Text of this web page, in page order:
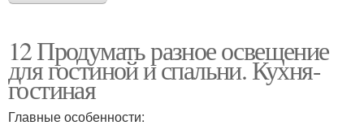
12 Продумать разное освещение
для гостиной и спальни. Кухня-
гостиная
Главные особенности: